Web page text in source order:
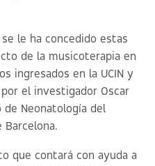
le ha concedido estas
de la musicoterapia en
ingresados en la UCIN y
el investigador Oscar
de Neonatología del
Barcelona.
que contará con ayuda a